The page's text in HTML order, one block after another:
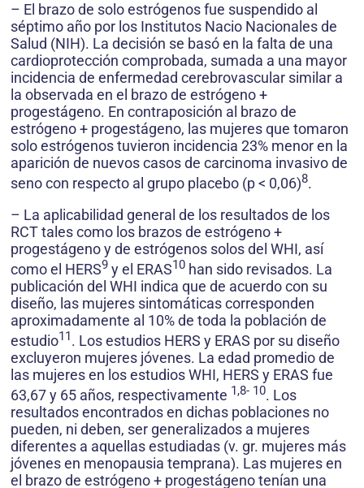
– El brazo de solo estrógenos fue suspendido al
séptimo año por los Institutos Nacio Nacionales de
Salud (NIH). La decisión se basó en la falta de una
cardioprotección comprobada, sumada a una mayor
incidencia de enfermedad cerebrovascular similar a
la observada en el brazo de estrógeno +
progestágeno. En contraposición al brazo de
estrógeno + progestágeno, las mujeres que tomaron
solo estrógenos tuvieron incidencia 23% menor en la
aparición de nuevos casos de carcinoma invasivo de
seno con respecto al grupo placebo (p < 0,06)8.
– La aplicabilidad general de los resultados de los
RCT tales como los brazos de estrógeno +
progestágeno y de estrógenos solos del WHI, así
como el HERS9 y el ERAS10 han sido revisados. La
publicación del WHI indica que de acuerdo con su
diseño, las mujeres sintomáticas corresponden
aproximadamente al 10% de toda la población de
estudio11 . Los estudios HERS y ERAS por su diseño
excluyeron mujeres jóvenes. La edad promedio de
las mujeres en los estudios WHI, HERS y ERAS fue
63,67 y 65 años, respectivamente 1,8- 10. Los
resultados encontrados en dichas poblaciones no
pueden, ni deben, ser generalizados a mujeres
diferentes a aquellas estudiadas (v. gr. mujeres más
jóvenes en menopausia temprana). Las mujeres en
el brazo de estrógeno + progestágeno tenían una